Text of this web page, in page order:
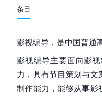
条目
影视编导，是中国普通
影视编导主要面向影
力，具有节目策划与
制作能力，能够从事影